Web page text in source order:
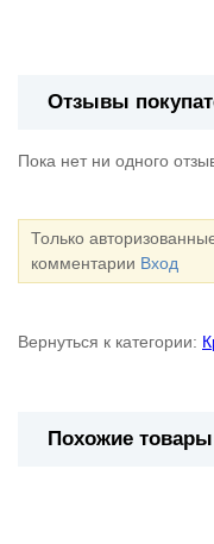
Отзывы
Пока нет ни одного
Только
комментарии Вход
Вернуться к категории:
Похожие товары